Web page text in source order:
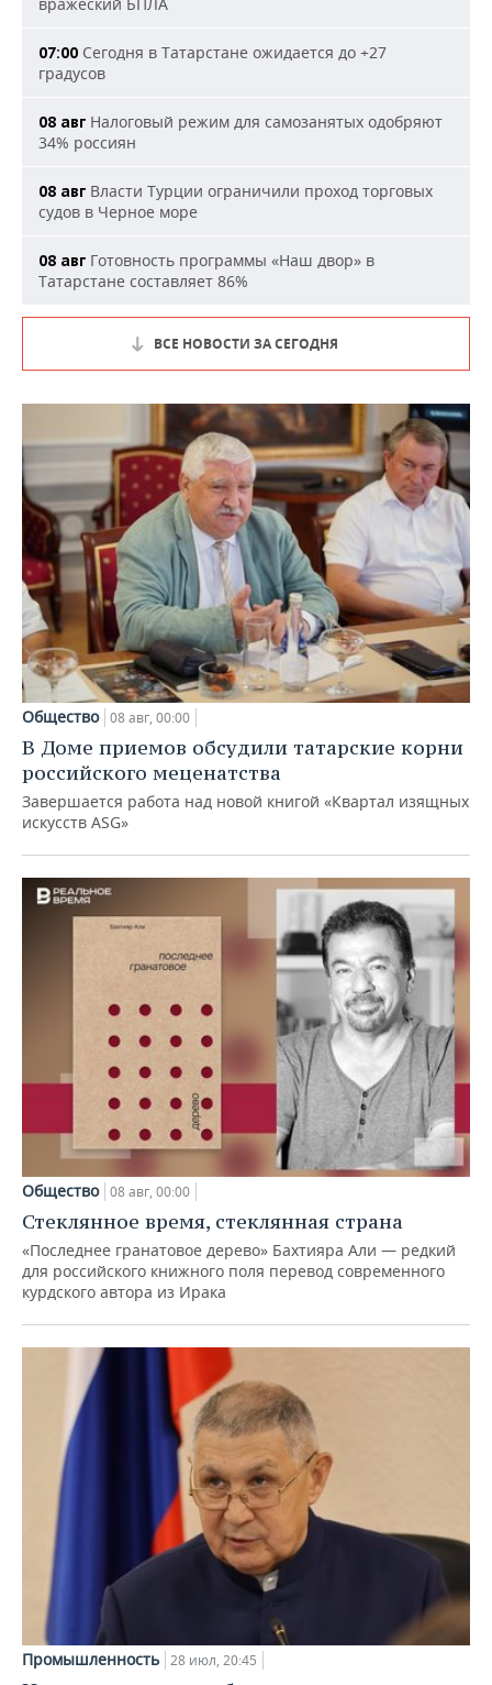
вражеский БПЛА
07:00 Сегодня в Татарстане ожидается до +27
градусов
08 авг Налоговый режим для самозанятых одобряют
34% россиян
08 авг Власти Турции ограничили проход торговых
судов в Черное море
08 авг Готовность программы «Наш двор» в
Татарстане составляет 86%
ВСЕ НОВОСТИ ЗА СЕГОДНЯ
Общество 08 авг, 00:00
В Доме приемов обсудили татарские корни
российского меценатства
Завершается работа над новой книгой «Квартал изящных
искусств ASG»
Общество 08 авг, 00:00
Стеклянное время, стеклянная страна
«Последнее гранатовое дерево» Бахтияра Али — редкий
для российского книжного поля перевод современного
курдского автора из Ирака
Промышленность 28 июл, 20:45